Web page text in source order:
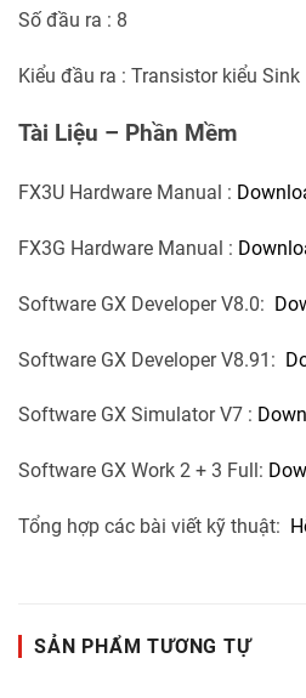
Số đầu ra : 8
Kiểu đầu ra : Transistor kiểu Sink
Tài Liệu – Phần Mềm
FX3U Hardware Manual :
FX3G Hardware Manual :
Software GX Developer V8.0:
Software GX Developer V8.91:
Software GX Simulator V7 :
Software GX Work 2 + 3 Full:
Tổng hợp các bài viết kỹ thuật:
SẢN PHẨM TƯƠNG TỰ